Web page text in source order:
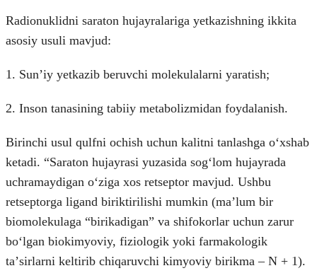
Radionuklidni saraton hujayralariga yetkazishning ikkita
asosiy usuli mavjud:
1. Sunʼiy yetkazib beruvchi molekulalarni yaratish;
2. Inson tanasining tabiiy metabolizmidan foydalanish.
Birinchi usul qulfni ochish uchun kalitni tanlashga oʻxshab
ketadi. “Saraton hujayrasi yuzasida sogʻlom hujayrada
uchramaydigan oʻziga xos retseptor mavjud. Ushbu
retseptorga ligand biriktirilishi mumkin (maʼlum bir
biomolekulaga “birikadigan” va shifokorlar uchun zarur
boʻlgan biokimyoviy, fiziologik yoki farmakologik
taʼsirlarni keltirib chiqaruvchi kimyoviy birikma – N + 1).